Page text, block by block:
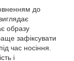
до
образу
зафіксувати
час носіння.
і